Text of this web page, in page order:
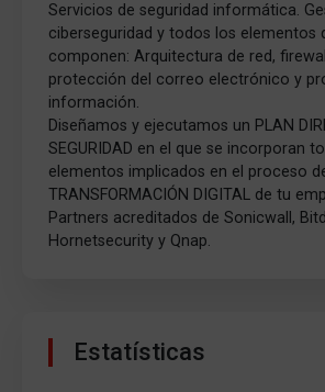
Servicios de seguridad informática.
ciberseguridad y todos los elementos
componen: Arquitectura de red,
protección del correo electrónico y
información.
Diseñamos y ejecutamos un PLAN
SEGURIDAD en el que se incorporan
elementos implicados en el proceso
TRANSFORMACIÓN DIGITAL de tu
Partners acreditados de Sonicwall,
Hornetsecurity y Qnap.
Estatísticas